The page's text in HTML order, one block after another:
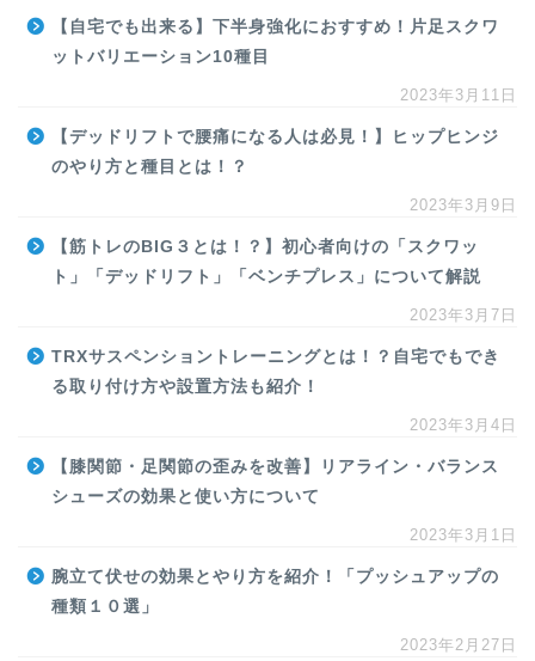
【自宅でも出来る】下半身強化におすすめ！片足スクワ
ットバリエーション10種目
2023年3月11日
【デッドリフトで腰痛になる人は必見！】ヒップヒンジ
のやり方と種目とは！？
2023年3月9日
【筋トレのBIG３とは！？】初心者向けの「スクワッ
ト」「デッドリフト」「ベンチプレス」について解説
2023年3月7日
TRXサスペンショントレーニングとは！？自宅でもでき
る取り付け方や設置方法も紹介！
2023年3月4日
【膝関節・足関節の歪みを改善】リアライン・バランス
シューズの効果と使い方について
2023年3月1日
腕立て伏せの効果とやり方を紹介！「プッシュアップの
種類１０選」
2023年2月27日